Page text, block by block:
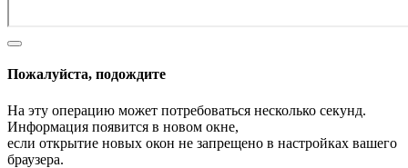
Пожалуйста, подождите
На эту операцию может потребоваться несколько секунд.
Информация появится в новом окне,
если открытие новых окон не запрещено в настройках вашего
браузера.